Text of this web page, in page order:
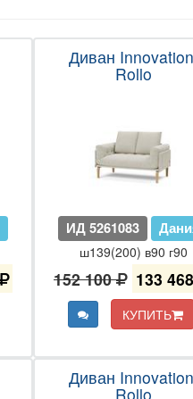
Диван
Rollo
ИД 5261083
ш139(200) в90 г90
152 100 133 468
КУПИТЬ
Диван
Rollo